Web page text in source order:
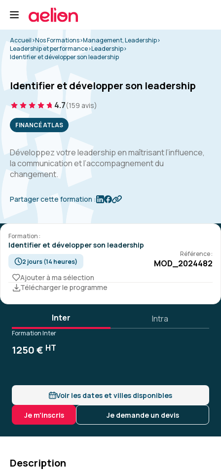
Accueil>Nos Formations>Management, Leadership>
Leadership et performance>Leadership>
Identifier et développer son leadership
Identifier et développer son leadership
4.7(159 avis)
FINANCÉ ATLAS
Développez votre leadership en maîtrisant l’influence,
la communication et l’accompagnement du
changement.
Partager cette formation :
Formation :
Identifier et développer son leadership
2 jours (14 heures)
Référence :
MOD_2024482
Ajouter à ma sélection
Télécharger le programme
Inter Intra
Formation Inter
1250 € HT
Voir les dates et villes disponibles
Je m'inscris Je demande un devis
Description